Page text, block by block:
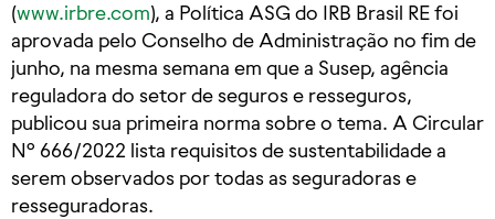
(www.irbre.com), a Política ASG do IRB Brasil RE foi
aprovada pelo Conselho de Administração no fim de
junho, na mesma semana em que a Susep, agência
reguladora do setor de seguros e resseguros,
publicou sua primeira norma sobre o tema. A Circular
Nº 666/2022 lista requisitos de sustentabilidade a
serem observados por todas as seguradoras e
resseguradoras.